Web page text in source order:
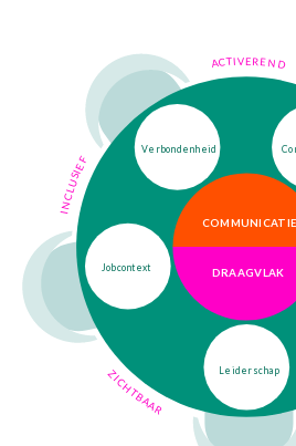
Verbondenheid
Jobcontext
Leiderschap
DRAAGVLAK
COMMUNICATIE
ACTIVEREND
ZICHTBAAR
INCLUSIEF